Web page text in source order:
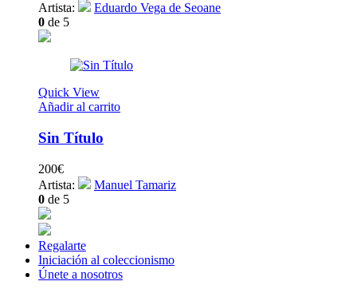
Artista:
Eduardo Vega de Seoane
0 de 5
Quick View
Añadir al carrito
Sin Título
200€
Artista:
Manuel Tamariz
0 de 5
Regalarte
Iniciación al coleccionismo
Únete a nosotros